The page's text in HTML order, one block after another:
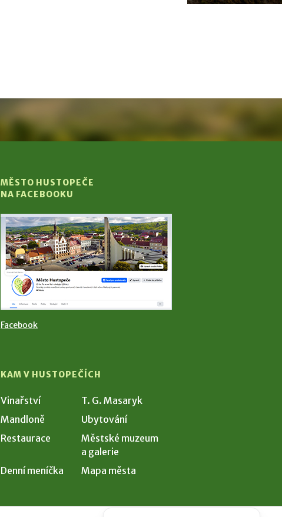
MĚSTO HUSTOPEČE
NA FACEBOOKU
Facebook
KAM V HUSTOPEČÍCH
Vinařství
T. G. Masaryk
Mandloně
Ubytování
Restaurace
Městské muzeum
a galerie
Denní meníčka
Mapa města